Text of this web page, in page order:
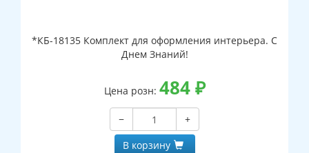
*КБ-18135 Комплект для оформления интерьера. С
Днем Знаний!
Цена розн: 484₽
−
+
В корзину